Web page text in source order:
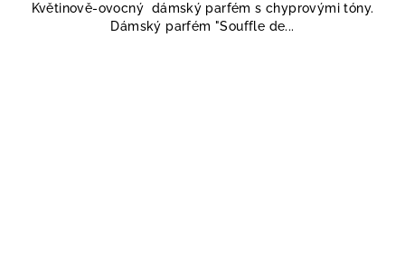
z
5
Květinově-ovocný dámský parfém s chyprovými tóny.
Dámský parfém "Souffle de...